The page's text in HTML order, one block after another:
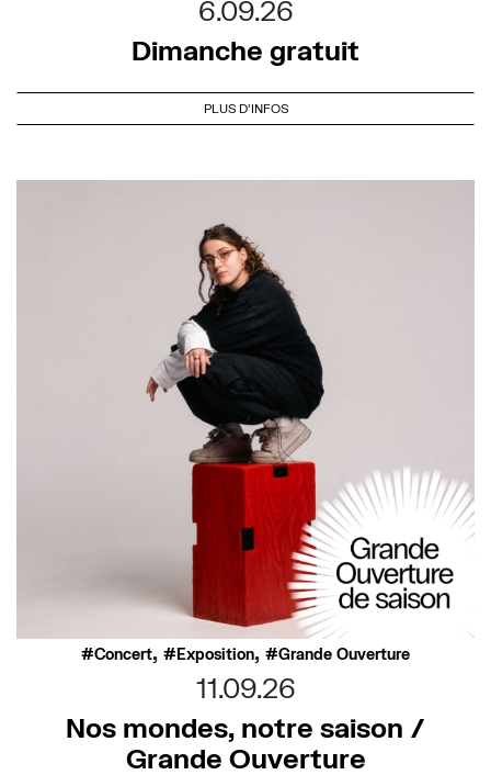
6.09.26
Dimanche gratuit
PLUS D'INFOS
Concert, Exposition, Grande Ouverture
11.09.26
Nos mondes, notre saison /
Grande Ouverture